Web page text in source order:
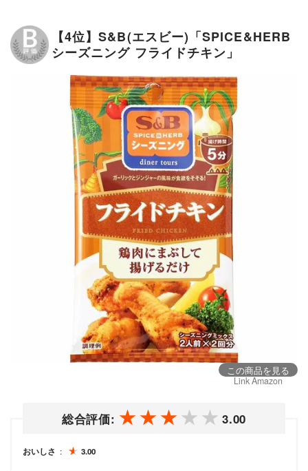
【4位】S&B(エスビー)「SPICE&HERB
シーズニング フライドチキン」
この商品を見る
Link Amazon
総合評価: 3.00
おいしさ 3.00